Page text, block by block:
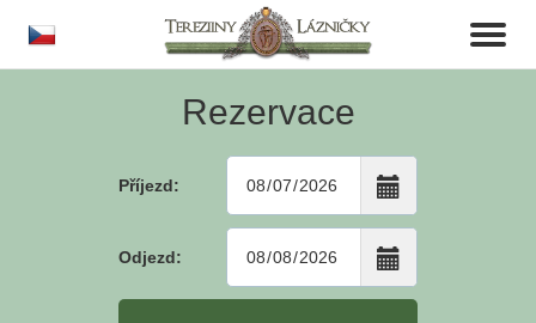
Toggle
Rezervace
Příjezd:
Odjezd: